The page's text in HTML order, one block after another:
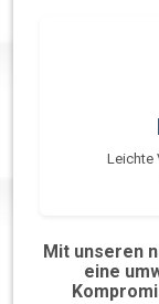
Leichte
Mit unseren
eine